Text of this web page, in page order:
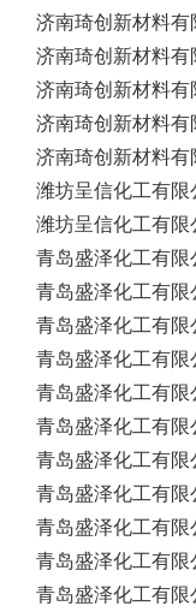
济南琦创新材料有
济南琦创新材料有
济南琦创新材料有
济南琦创新材料有
济南琦创新材料有
潍坊呈信化工有限
潍坊呈信化工有限
青岛盛泽化工有限
青岛盛泽化工有限
青岛盛泽化工有限
青岛盛泽化工有限
青岛盛泽化工有限
青岛盛泽化工有限
青岛盛泽化工有限
青岛盛泽化工有限
青岛盛泽化工有限
青岛盛泽化工有限
青岛盛泽化工有限